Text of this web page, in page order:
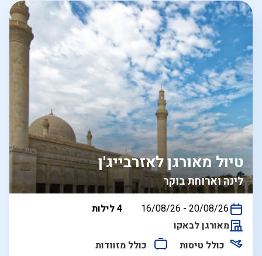
לינה וארוחת בוקר
טיול מאורגן לאזרבייג'ן
בין
16/08/26 - 20/08/26
4 לילות
מאורגן לבאקו
כולל טיסות
כולל מזוודות